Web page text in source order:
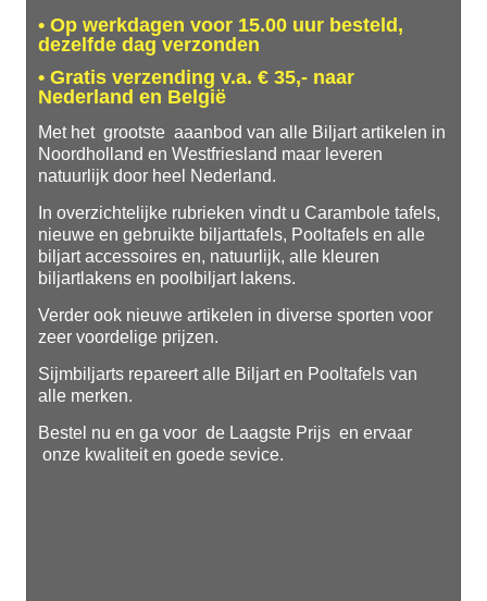
• Op werkdagen voor 15.00 uur besteld,
dezelfde dag verzonden
• Gratis verzending v.a. € 35,- naar
Nederland en België
Met het grootste aaanbod van alle Biljart artikelen in
Noordholland en Westfriesland maar leveren
natuurlijk door heel Nederland.
In overzichtelijke rubrieken vindt u Carambole tafels,
nieuwe en gebruikte biljarttafels, Pooltafels en alle
biljart accessoires en, natuurlijk, alle kleuren
biljartlakens en poolbiljart lakens.
Verder ook nieuwe artikelen in diverse sporten voor
zeer voordelige prijzen.
Sijmbiljarts repareert alle Biljart en Pooltafels van
alle merken.
Bestel nu en ga voor de Laagste Prijs en ervaar
onze kwaliteit en goede sevice.